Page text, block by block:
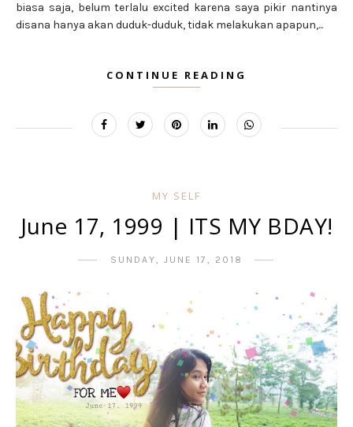
biasa saja, belum terlalu excited karena saya pikir nantinya
disana hanya akan duduk-duduk, tidak melakukan apapun,...
CONTINUE READING
MY SELF
June 17, 1999 | ITS MY BDAY!
SUNDAY, JUNE 17, 2018